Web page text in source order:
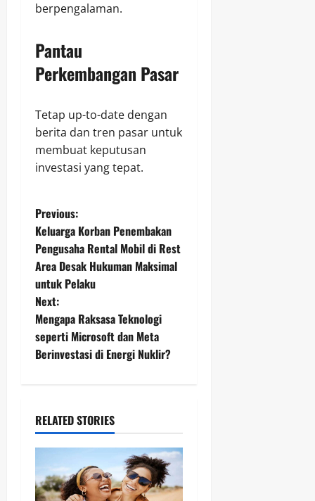
berpengalaman.
Pantau
Perkembangan Pasar
Tetap up-to-date dengan
berita dan tren pasar untuk
membuat keputusan
investasi yang tepat.
P
o
s
t
n
a
i
g
a
Previous:
Keluarga Korban Penembakan
Pengusaha Rental Mobil di Rest
Area Desak Hukuman Maksimal
untuk Pelaku
Next:
Mengapa Raksasa Teknologi
seperti Microsoft dan Meta
Berinvestasi di Energi Nuklir?
RELATED STORIES